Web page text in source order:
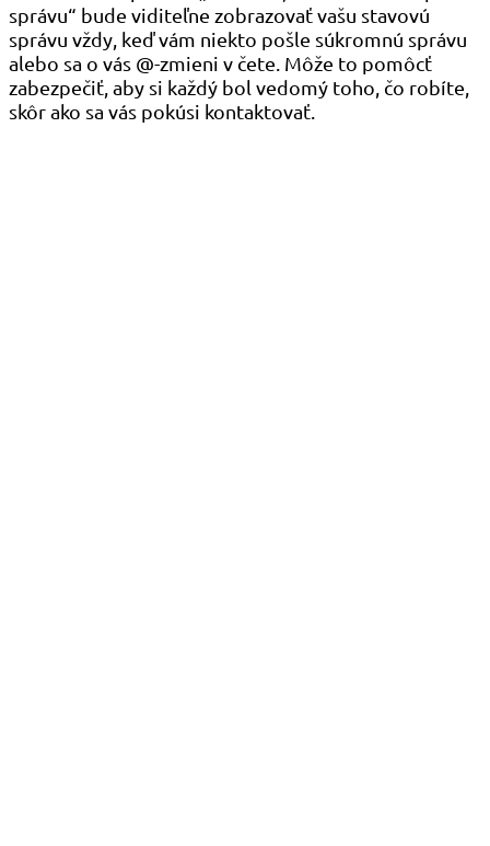
správu“ bude viditeľne zobrazovať vašu stavovú
správu vždy, keď vám niekto pošle súkromnú správu
alebo sa o vás @-zmieni v čete. Môže to pomôcť
zabezpečiť, aby si každý bol vedomý toho, čo robíte,
skôr ako sa vás pokúsi kontaktovať.